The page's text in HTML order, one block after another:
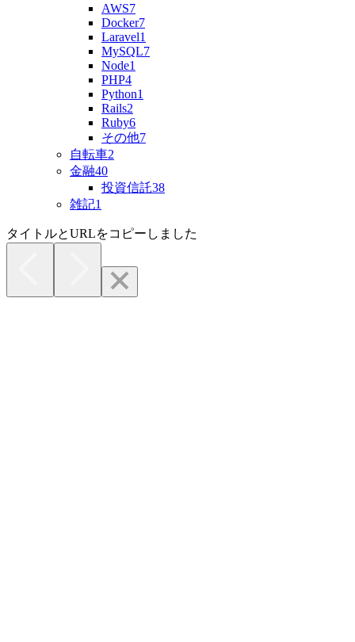
AWS7
Docker7
Laravel1
MySQL7
Node1
PHP4
Python1
Rails2
Ruby6
その他7
自転車2
金融40
投資信託38
雑記1
タイトルとURLをコピーしました